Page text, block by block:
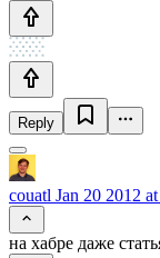
Reply
couatl Jan 20 2012
на хабре даже